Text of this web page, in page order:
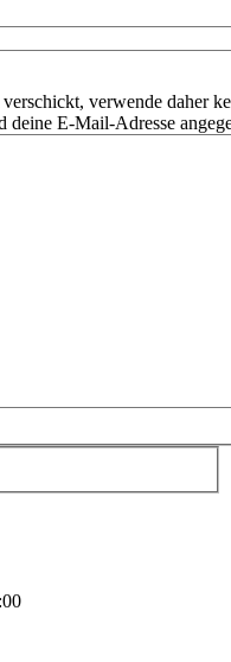
verwende daher
E-Mail-Adresse